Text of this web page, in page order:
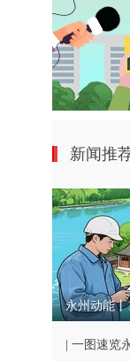
新闻推
永州动能
| 一图速览